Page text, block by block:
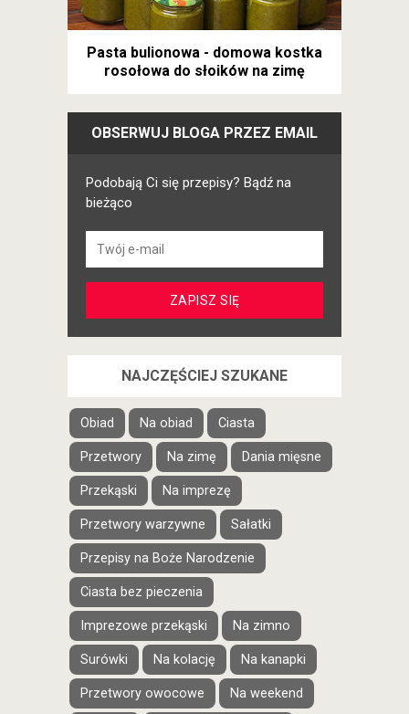
Pasta bulionowa - domowa kostka
rosołowa do słoików na zimę
OBSERWUJ BLOGA PRZEZ EMAIL
Podobają Ci się przepisy? Bądź na
bieżąco
NAJCZĘŚCIEJ SZUKANE
Obiad Na obiad Ciasta
Przetwory Na zimę Dania mięsne
Przekąski Na imprezę
Przetwory warzywne Sałatki
Przepisy na Boże Narodzenie
Ciasta bez pieczenia
Imprezowe przekąski Na zimno
Surówki Na kolację Na kanapki
Przetwory owocowe Na weekend